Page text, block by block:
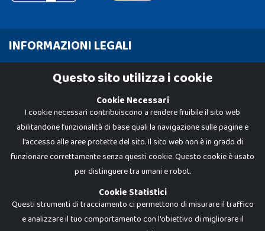
INFORMAZIONI LEGALI
Cookie PolicyQuesto sito utilizza i cookie
Cookie Necessari
I cookie necessari contribuiscono a rendere fruibile il sito web
abilitandone funzionalità di base quali la navigazione sulle pagine e
l'accesso alle aree protette del sito. Il sito web non è in grado di
funzionare correttamente senza questi cookie. Questo cookie è usato
per distinguere tra umani e robot.
Cookie Statistici
Questi strumenti di tracciamento ci permettono di misurare il traffico
e analizzare il tuo comportamento con l'obiettivo di migliorare il